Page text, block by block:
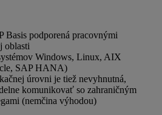
Basis podporená pracovnými
oblasti
Windows, Linux, AIX
SAP HANA)
úrovni je tiež nevyhnutná,
komunikovať so zahraničným
(nemčina výhodou)